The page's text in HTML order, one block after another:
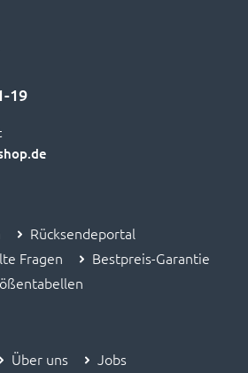
19
Rücksendeportal
Fragen
Bestpreis-Garantie
Über uns
Jobs